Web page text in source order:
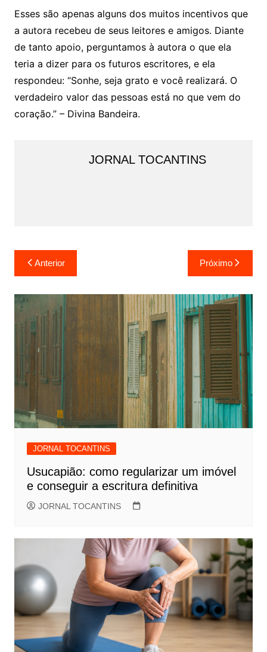
Esses são apenas alguns dos muitos incentivos que
a autora recebeu de seus leitores e amigos. Diante
de tanto apoio, perguntamos à autora o que ela
teria a dizer para os futuros escritores, e ela
respondeu: “Sonhe, seja grato e você realizará. O
verdadeiro valor das pessoas está no que vem do
coração.” – Divina Bandeira.
JORNAL TOCANTINS
Navegação
de
Post
Anterior Próximo
JORNAL TOCANTINS
Usucapião: como regularizar um imóvel
e conseguir a escritura definitiva
JORNAL TOCANTINS